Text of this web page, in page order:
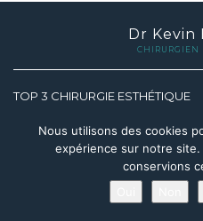
Dr Kevin
CHIRURGIEN
TOP 3 CHIRURGIE ESTHÉTIQUE
TOP 3 MÉDECINE ESTHÉTIQUE
A PROPOS DU DR HADDAD
Nous utilisons des cookies
expérience sur notre
conservions